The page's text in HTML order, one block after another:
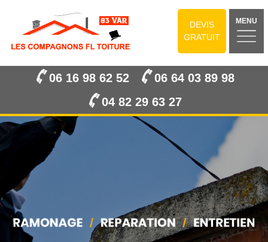
DEVIS
GRATUIT
MENU
06 16 98 62 52
06 64 03 89 98
04 82 29 63 27